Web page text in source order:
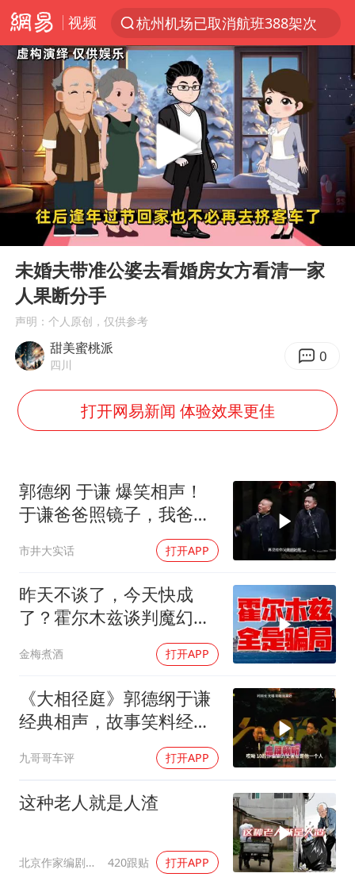
视频
杭州机场已取消航班388架次
广西公开征集涉黑涉恶犯罪线索
白海豚将给京津冀带来大暴雨
上海中心千吨“镇楼神器”摆动明显
浙江省委书记王浩再调度：该停下的坚决停下来，让社会面静下来
《披荆斩棘2026》阵容官宣
以军士兵把枪口对准中国记者
笔试第一被劝弃考涉事副校长被撤职
构建更高水平的全民健身公共服务体系
灌溉水坝被隔成鱼塘 村民投诉20余年
韩军前线部队连曝丑闻
上海有出现龙卷潜势
Play
00:00 06:01
未婚夫带准公婆去看婚房女方看清一家
人果断分手
声明：个人原创，仅供参考
甜美蜜桃派
四川 0
打开网易新闻 体验效果更佳
郭德纲 于谦 爆笑相声！
于谦爸爸照镜子，我爸爸
东方不败呀，两口子长反
了
市井大实话 打开APP
昨天不谈了，今天快成
了？霍尔木兹谈判魔幻反
金梅煮酒 打开APP
《大相径庭》郭德纲于谦
经典相声，故事笑料经典
九哥哥车评 打开APP
这种老人就是人渣
北京作家编剧肥猪满圈 420跟贴 打开APP